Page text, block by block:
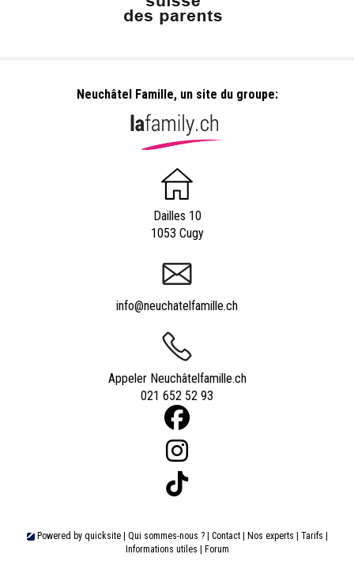
Neuchâtel Famille, un site du groupe:
Dailles 10
1053 Cugy
info@neuchatelfamille.ch
Appeler Neuchâtelfamille.ch
021 652 52 93
Powered by quicksite Qui sommes-nous ?| Contact| Nos experts Tarifs
Informations utiles
Forum